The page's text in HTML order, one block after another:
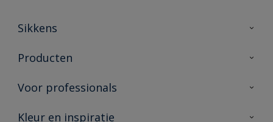
Sikkens
Over Sikkens
Duurzaamheid
Producten
Producten voor binnen
Vind je verkooppunt
Voor professionals
Advies & service
Kleur en inspiratie